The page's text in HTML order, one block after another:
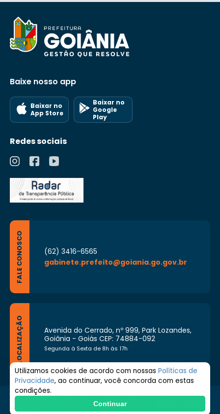
Baixe nosso app
Baixar no
App Store
Baixar no
Google
Play
Redes sociais
FALE CONOSCO
(62) 3416-6565
gabinete.prefeito@goiania.go.gov.br
LOCALIZAÇÃO
Avenida do Cerrado, nº 999, Park Lozandes,
Goiânia - Goiás CEP: 74884-092
Segunda à Sexta de 8h às 17h
© 2026 Prefeitura de Goiânia. Todos os direitos
reservados.
Utilizamos cookies de acordo com nossas Políticas de
Privacidade, ao continuar, você concorda com estas
condições.
Continuar